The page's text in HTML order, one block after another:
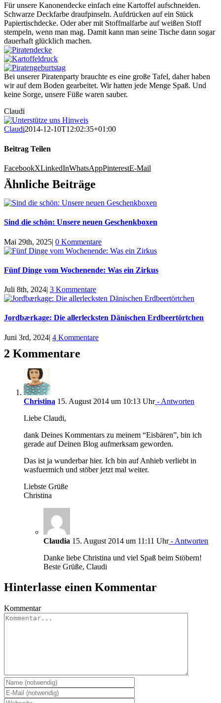
Für unsere Kanonendecke einfach eine Kartoffel aufschneiden.
Schwarze Deckfarbe draufpinseln. Aufdrücken auf ein Stück
Papiertischdecke. Oder aber mit Stoffmalfarbe auf weißen Stoff
stempeln, wenn man mag. Damit kann man seine Tische dann sogar
dauerhaft glücklich machen.
Bei unserer Piratenparty brauchte es eine große Tafel, daher haben
wir auf dem Boden gearbeitet. Wir hatten jede Menge Spaß. Und
keine Sorge, unsere Füße waren sauber.
Claudi
Claudi2014-12-10T12:02:35+01:00
Beitrag Teilen
FacebookXLinkedInWhatsAppPinterestE-Mail
Ähnliche Beiträge
Sind die schön: Unsere neuen Geschenkboxen
Mai 29th, 2025| 0 Kommentare
Fünf Dinge vom Wochenende: Was ein Zirkus
Juli 8th, 2024| 3 Kommentare
Jordbærkage: Die allerlecksten Dänischen Erdbeertörtchen
Juni 3rd, 2024| 4 Kommentare
2 Kommentare
Christina 15. August 2014 um 10:13 Uhr- Antworten
Liebe Claudi,
dank Deines Kommentars zu meinem “Eisbären”, bin ich
gerade auf Deinen Blog aufmerksam geworden.
Das ist ja wunderbar hier. Ich bin auf Anhieb verliebt in
wasfuermich und stöber jetzt mal weiter.
Liebste Grüße
Christina
Claudia 15. August 2014 um 11:11 Uhr- Antworten
Danke liebe Christina und viel Spaß beim Stöbern!
Beste Grüße, Claudi
Hinterlasse einen Kommentar
Kommentar